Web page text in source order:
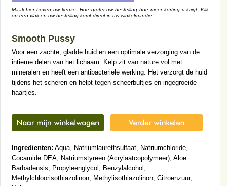
Maak hier boven uw keuze. Hoe groter uw bestelling hoe meer korting u krijgt. Klik
op een vlak en uw bestelling komt direct in uw winkelmandje.
Smooth Pussy
Voor een zachte, gladde huid en een optimale verzorging van de
intieme delen van het lichaam. Kelp zit van nature vol met
mineralen en heeft een antibacteriële werking. Het verzorgt de huid
tijdens het scheren en helpt tegen scheerbultjes en ingegroeide
haartjes.
Ingredienten: Aqua, Natriumlaurethsulfaat, Natriumchloride,
Cocamide DEA, Natriumstyreen (Acrylaatcopolymeer), Aloe
Barbadensis, Propyleenglycol, Benzylalcohol,
Methylchloorisothiazolinon, Methylisothiazolinon, Citroenzuur,